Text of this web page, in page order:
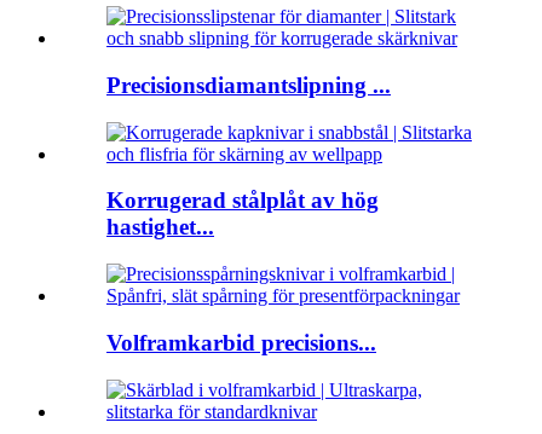
Precisionsdiamantslipning ...
Korrugerad stålplåt av hög
hastighet...
Volframkarbid precisions...